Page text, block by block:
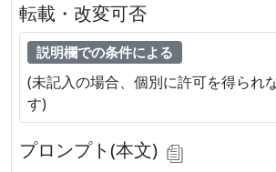
転載・改変可否
説明欄での条件による
(未記入の場合、個別に許可を得られ
す)
プロンプト(本文)